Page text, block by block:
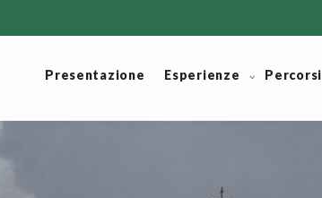
Presentazione Esperienze Percorsi